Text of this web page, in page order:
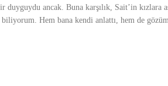
ancak. Buna karşılık, Sait’in kızlara
Hem bana kendi anlattı, hem de